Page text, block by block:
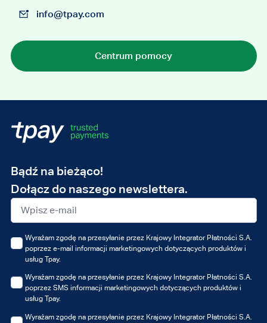
info@tpay.com
Centrum pomocy
Bądź na bieżąco!
Dołącz do naszego newslettera.
Adres
e-
mail
Wyrażam zgodę na przesyłanie przez Krajowy Integrator Płatności S.A.
poprzez e-mail informacji marketingowych dotyczących produktów i
usług Tpay.
Wyrażam zgodę na przesyłanie przez Krajowy Integrator Płatności S.A.
poprzez SMS informacji marketingowych dotyczących produktów i
usług Tpay.
Wyrażam zgodę na przesyłanie przez Krajowy Integrator Płatności S.A.